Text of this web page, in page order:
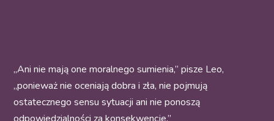
„Ani nie mają one moralnego sumienia,” pisze Leo,
„ponieważ nie oceniają dobra i zła, nie pojmują
ostatecznego sensu sytuacji ani nie ponoszą